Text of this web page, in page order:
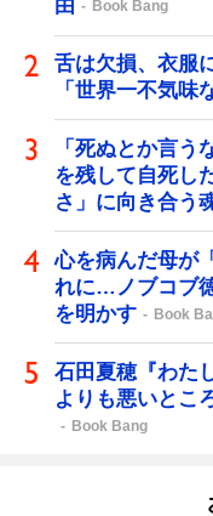
由
Book Bang
舌は欠損、衣服
「世界一不気味
「死ぬとか言
を残して自死し
さ」に向き合う
心を病んだ母が
れに…ノブコブ
を明かす
Book
石田夏穂『わた
よりも悪いとこ
Book Bang